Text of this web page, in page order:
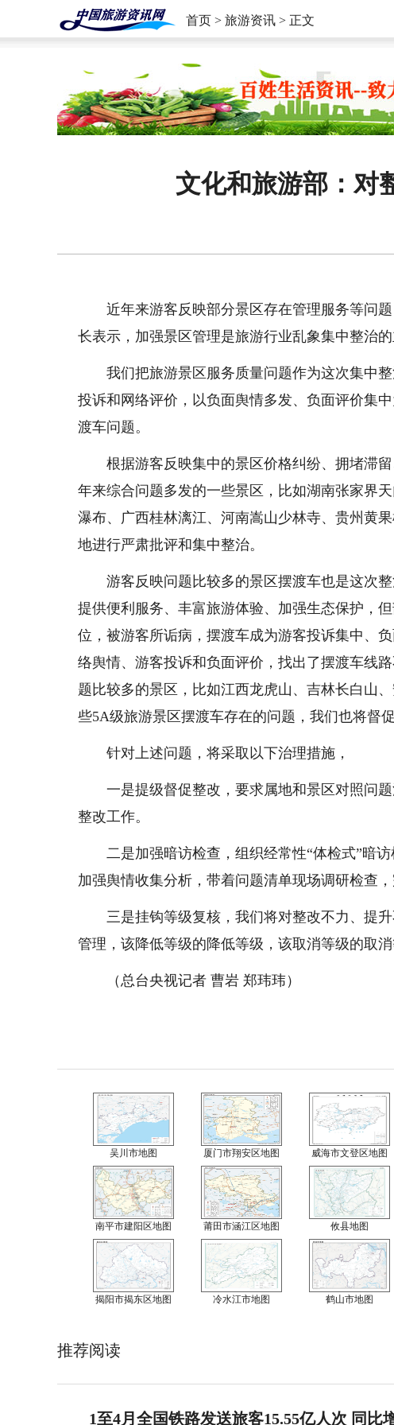
首页 > 旅游资讯 > 正文
文化和旅游部：对
近年来游客反映部分景区存在管理服务等问题
长表示，加强景区管理是旅游行业乱象集中整治的
我们把旅游景区服务质量问题作为这次集中整
投诉和网络评价，以负面舆情多发、负面评价集
渡车问题。
根据游客反映集中的景区价格纠纷、拥堵滞留
年来综合问题多发的一些景区，比如湖南张家界
瀑布、广西桂林漓江、河南嵩山少林寺、贵州黄
地进行严肃批评和集中整治。
游客反映问题比较多的景区摆渡车也是这次整
提供便利服务、丰富旅游体验、加强生态保护，
位，被游客所诟病，摆渡车成为游客投诉集中、
络舆情、游客投诉和负面评价，找出了摆渡车线
题比较多的景区，比如江西龙虎山、吉林长白山
些5A级旅游景区摆渡车存在的问题，我们也将督
针对上述问题，将采取以下治理措施，
一是提级督促整改，要求属地和景区对照问题
整改工作。
二是加强暗访检查，组织经常性“体检式”暗访
加强舆情收集分析，带着问题清单现场调研检查，
三是挂钩等级复核，我们将对整改不力、提升
管理，该降低等级的降低等级，该取消等级的取消
（总台央视记者 曹岩 郑玮玮）
吴川市地图 厦门市翔安区地图 威海市文登区地图
南平市建阳区地图 莆田市涵江区地图 攸县地图
揭阳市揭东区地图 冷水江市地图 鹤山市地图
推荐阅读
1至4月全国铁路发送旅客15.55亿人次 同比